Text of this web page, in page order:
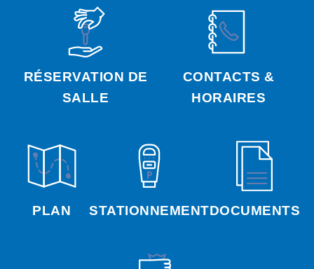
RÉSERVATION DE
SALLE
CONTACTS &
HORAIRES
PLAN STATIONNEMENTDOCUMENTS